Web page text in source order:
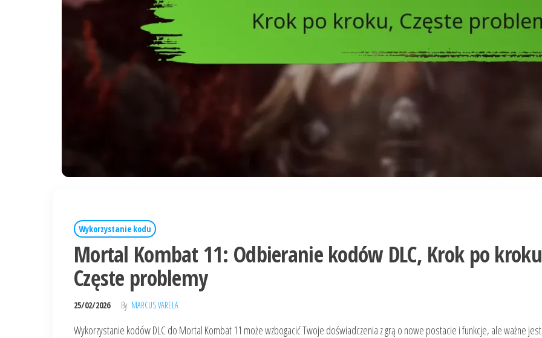
Wykorzystanie kodu
Mortal Kombat 11: Odbieranie kodów DLC, Krok po
Częste problemy
25/02/2026 By MARCUS VARELA
Wykorzystanie kodów DLC do Mortal Kombat 11 może wzbogacić Twoje doświadczenia z grą o nowe postacie i funkcje, ale ważne